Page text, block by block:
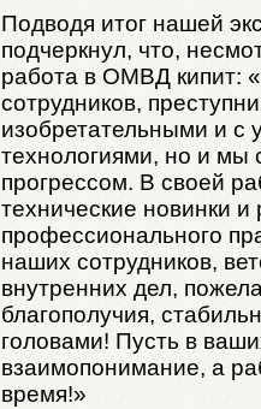
Подводя итог нашей
подчеркнул, что,
работа в ОМВД кипит:
сотрудников,
изобретательными и с
технологиями, но и мы
прогрессом. В своей
технические новинки
профессионального
наших сотрудников,
внутренних дел,
благополучия,
головами! Пусть в
взаимопонимание, а
время!»